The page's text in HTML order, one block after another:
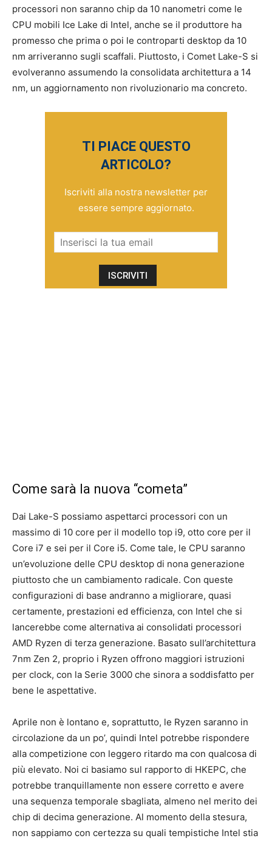
processori non saranno chip da 10 nanometri come le
CPU mobili Ice Lake di Intel, anche se il produttore ha
promesso che prima o poi le controparti desktop da 10
nm arriveranno sugli scaffali. Piuttosto, i Comet Lake-S si
evolveranno assumendo la consolidata architettura a 14
nm, un aggiornamento non rivoluzionario ma concreto.
TI PIACE QUESTO
ARTICOLO?
Iscriviti alla nostra newsletter per
essere sempre aggiornato.
Come sarà la nuova “cometa”
Dai Lake-S possiamo aspettarci processori con un
massimo di 10 core per il modello top i9, otto core per il
Core i7 e sei per il Core i5. Come tale, le CPU saranno
un’evoluzione delle CPU desktop di nona generazione
piuttosto che un cambiamento radicale. Con queste
configurazioni di base andranno a migliorare, quasi
certamente, prestazioni ed efficienza, con Intel che si
lancerebbe come alternativa ai consolidati processori
AMD Ryzen di terza generazione. Basato sull’architettura
7nm Zen 2, proprio i Ryzen offrono maggiori istruzioni
per clock, con la Serie 3000 che sinora a soddisfatto per
bene le aspettative.
Aprile non è lontano e, soprattutto, le Ryzen saranno in
circolazione da un po’, quindi Intel potrebbe rispondere
alla competizione con leggero ritardo ma con qualcosa di
più elevato. Noi ci basiamo sul rapporto di HKEPC, che
potrebbe tranquillamente non essere corretto e avere
una sequenza temporale sbagliata, almeno nel merito dei
chip di decima generazione. Al momento della stesura,
non sappiamo con certezza su quali tempistiche Intel stia